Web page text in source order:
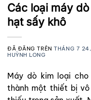
Các loại máy
hạt sấy khô
ĐÃ ĐĂNG TRÊNTHÁNG 7
HUỲNH LONG
Máy dò kim loại
thành một thiết bị